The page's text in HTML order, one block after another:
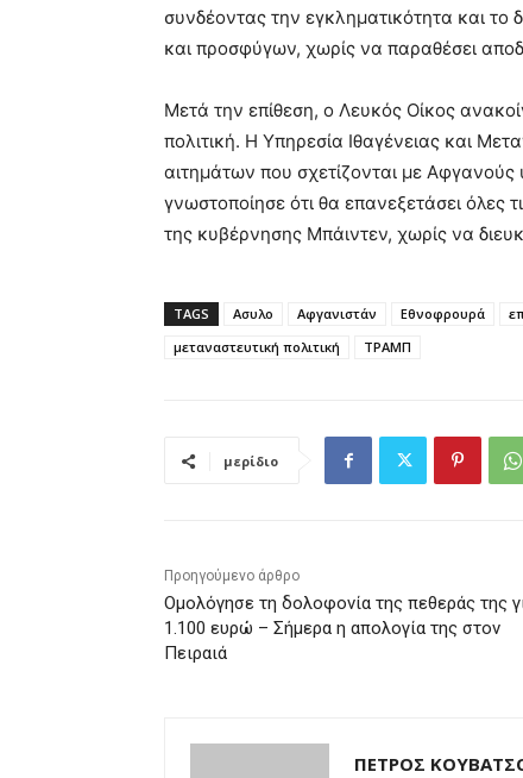
συνδέοντας την εγκληματικότητα και
και προσφύγων, χωρίς να παραθέσει
Μετά την επίθεση, ο Λευκός Οίκος
πολιτική. Η Υπηρεσία Ιθαγένειας και
αιτημάτων που σχετίζονται με
γνωστοποίησε ότι θα επανεξετάσει όλες
της κυβέρνησης Μπάιντεν, χωρίς να
TAGS Ασυλο Αφγανιστάν Εθνοφρουρά
μεταναστευτική πολιτική
ΤΡΑΜΠ
μερίδιο
Προηγούμενο άρθρο
Ομολόγησε τη δολοφονία της πεθεράς της
1.100 ευρώ – Σήμερα η απολογία της στον
Πειραιά
ΠΕΤΡΟΣ